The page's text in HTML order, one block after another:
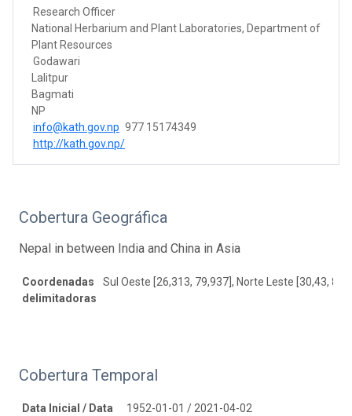
Research Officer
National Herbarium and Plant Laboratories, Department of
Plant Resources
Godawari
Lalitpur
Bagmati
NP
info@kath.gov.np 977 15174349
http://kath.gov.np/
Cobertura Geográfica
Nepal in between India and China in Asia
Coordenadas
delimitadoras
Sul Oeste [26,313, 79,937], Norte Leste [30,43,
Cobertura Temporal
Data Inicial / Data
1952-01-01 / 2021-04-02